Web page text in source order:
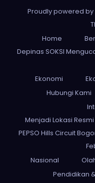
Proudly powered by
Home
Depinas SOKSI
Ekonomi
Hubungi Kami
Menjadi Lokasi
PEPSO Hills Circuit
Nasional
Pendidikan